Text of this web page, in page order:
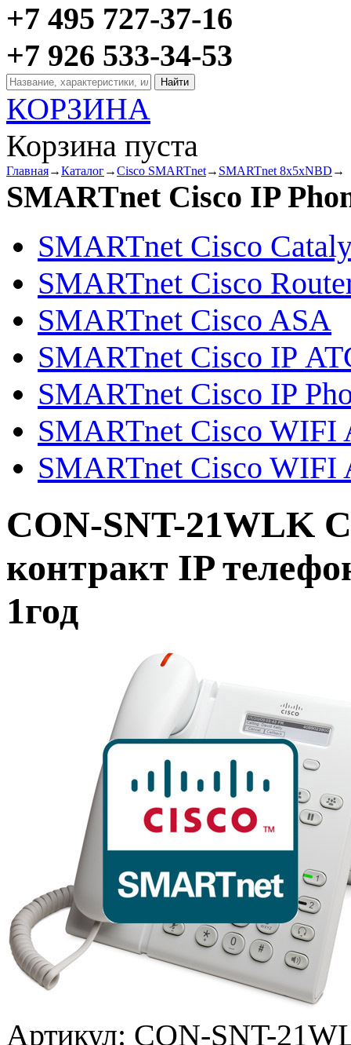
+7 495 727-37-16
+7 926 533-34-53
КОРЗИНА
Корзина пуста
Главная→Каталог→Cisco SMARTnet→ SMARTnet 8x5xNBD →
SMARTnet Cisco IP
SMARTnet Cisco
SMARTnet Cisco
SMARTnet Cisco ASA
SMARTnet Cisco IP
SMARTnet Cisco IP
SMARTnet Cisco WIFI
SMARTnet Cisco WIFI
CON-SNT-21WLK
контракт IP
1год
Артикул: CON-SNT-